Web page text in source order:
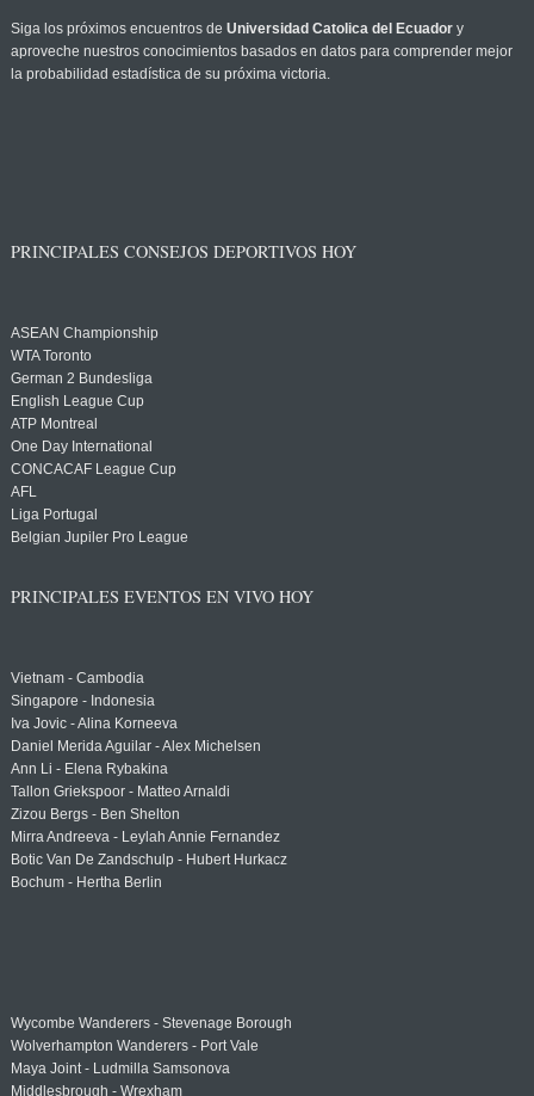
Siga los próximos encuentros de Universidad Catolica del Ecuadory
aproveche nuestros conocimientos basados en datos para comprender mejor
la probabilidad estadística de su próxima victoria.
PRINCIPALES CONSEJOS DEPORTIVOS HOY
ASEAN Championship
WTA Toronto
German 2 Bundesliga
English League Cup
ATP Montreal
One Day International
CONCACAF League Cup
AFL
Liga Portugal
Belgian Jupiler Pro League
PRINCIPALES EVENTOS EN VIVO HOY
Vietnam - Cambodia
Singapore - Indonesia
Iva Jovic - Alina Korneeva
Daniel Merida Aguilar - Alex Michelsen
Ann Li - Elena Rybakina
Tallon Griekspoor - Matteo Arnaldi
Zizou Bergs - Ben Shelton
Mirra Andreeva - Leylah Annie Fernandez
Botic Van De Zandschulp - Hubert Hurkacz
Bochum - Hertha Berlin
Wycombe Wanderers - Stevenage Borough
Wolverhampton Wanderers - Port Vale
Maya Joint - Ludmilla Samsonova
Middlesbrough - Wrexham